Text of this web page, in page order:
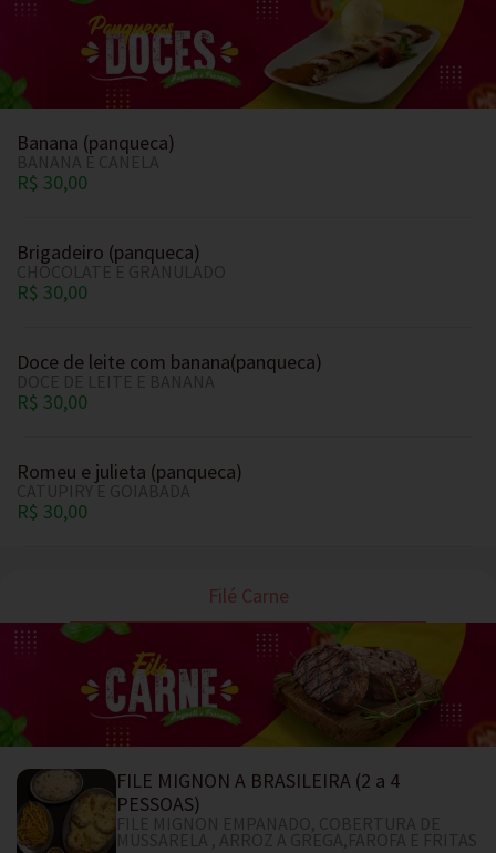
Banana (panqueca)
R$ 30,00
Brigadeiro (panqueca)
R$ 30,00
Doce de leite com banana(panqueca)
R$ 30,00
Romeu e julieta (panqueca)
R$ 30,00
Filé Carne
FILE MIGNON A BRASILEIRA (2 a 4
PESSOAS)